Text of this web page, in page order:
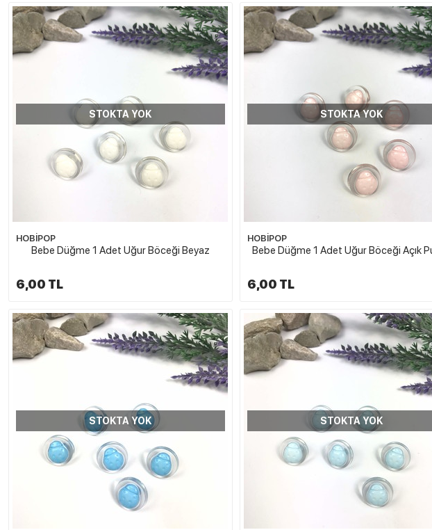
STOKTA YOK
HOBİPOP
Bebe Düğme 1 Adet Uğur Böceği Beyaz
6,00 TL
STOKTA YOK
HOBİPOP
Bebe Düğme 1 Adet Uğur Böceği Açık
6,00 TL
STOKTA YOK STOKTA YOK